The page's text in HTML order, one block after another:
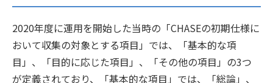
2020年度に運用を開始した当時の「CHASEの初期仕様に
おいて収集の対象とする項目」では、「基本的な項
目」、「目的に応じた項目」、「その他の項目」の3つ
が定義されており、「基本的な項目」では、「総論」、